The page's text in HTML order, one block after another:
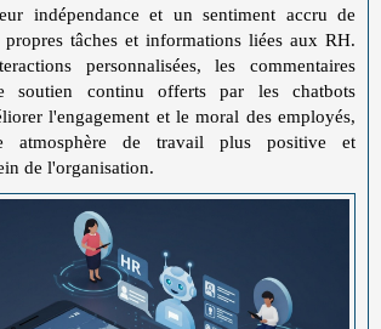
indépendance et un sentiment accru de
tâches et informations liées aux RH.
personnalisées, les commentaires
soutien continu offerts par les chatbots
l'engagement et le moral des employés,
atmosphère de travail plus positive et
de l'organisation.